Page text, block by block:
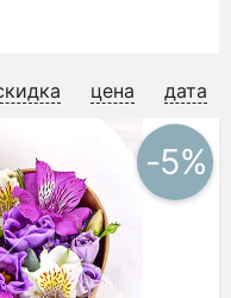
цена дата
-5%